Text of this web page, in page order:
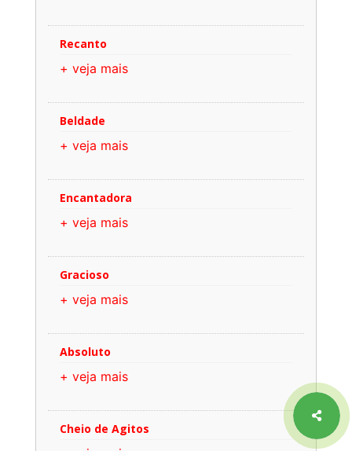
Recanto
+ veja mais
Beldade
+ veja mais
Encantadora
+ veja mais
Gracioso
+ veja mais
Absoluto
+ veja mais
Cheio de Agitos